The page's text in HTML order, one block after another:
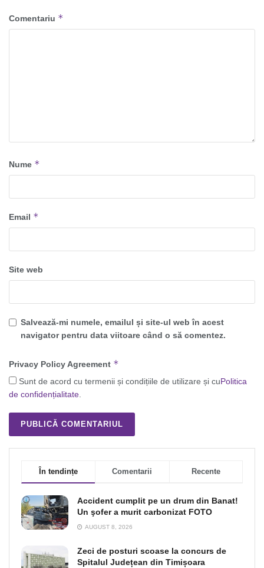
Comentariu *
Nume *
Email *
Site web
Salvează-mi numele, emailul și site-ul web în acest
navigator pentru data viitoare când o să comentez.
Privacy Policy Agreement *
Sunt de acord cu termenii și condițiile de utilizare și cuPolitica
de confidențialitate.
În tendințe Comentarii Recente
Accident cumplit pe un drum din Banat!
Un şofer a murit carbonizat FOTO
AUGUST 8, 2026
Zeci de posturi scoase la concurs de
Spitalul Județean din Timișoara